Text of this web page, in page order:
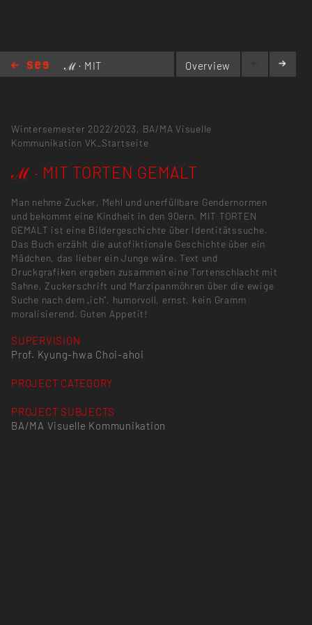
ℳ · MIT
Overview
Wintersemester 2022/2023, BA/MA Visuelle
Kommunikation VK_Startseite
ℳ · MIT TORTEN GEMALT
Man nehme Zucker, Mehl und unerfüllbare Gendernormen
und bekommt eine Kindheit in den 90ern. MIT TORTEN
GEMALT ist eine Bildergeschichte über Identitätssuche.
Das Buch erzählt die autofiktionale Geschichte über ein
Mädchen, das lieber ein Junge wäre. Text und
Druckgrafiken ergeben zusammen eine Tortenschlacht mit
Sahne, Zuckerschrift und Marzipanmöhren über die ewige
Suche nach dem „ich“, humorvoll, ernst, kein Gramm
moralisierend. Guten Appetit!
SUPERVISION
Prof. Kyung-hwa Choi-ahoi
PROJECT CATEGORY
PROJECT SUBJECTS
BA/MA Visuelle Kommunikation